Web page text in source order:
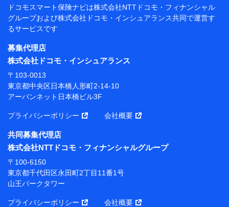
東京都千代田区永田町2丁目11番1号 山王パークタワー
株式会社NTTドコモ 代表取締役社長 前田 義晃
東京都中央区日本橋人形町2-14-10 アーバンネット日
本橋ビル 3F
長 吉村 忠義
※ 当社および株式会社NTTドコモは、お客さまの情報
ソナルデータ憲章」に定める行動原則を順守します 。
※ パーソナルデータダッシュボードの「第三者提供の
管理」の設定状態にかかわらず、共同利用する場合があ
ります。
※ dポイントクラブ会員ではないお客さま（2019年12
月11日以降、一度もdポイントクラブ会員であったこと
がないお客さまに限る）に関する、2019年12月10日以
前に取得した個人データは、こちら の利用目的の範囲内
ドコモスマート保険ナビは株式会社NTTドコモ・フィナンシャル
グループおよび株式会社ドコモ・インシュアランス共同で運営す
るサービスです
募集代理店
株式会社ドコモ・インシュアランス
〒103-0013
東京都中央区日本橋人形町2-14-10
アーバンネット日本橋ビル3F
プライバシーポリシー 会社概要
共同募集代理店
株式会社NTTドコモ・フィナンシャルグループ
〒100-6150
東京都千代田区永田町2丁目11番1号
山王パークタワー
プライバシーポリシー 会社概要